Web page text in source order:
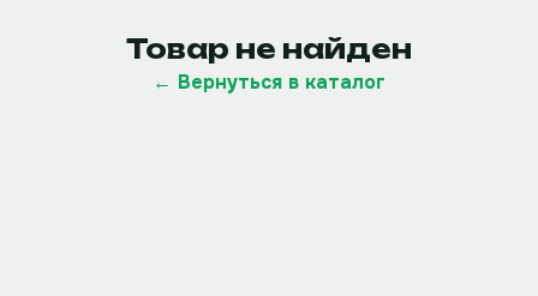
Товар не найден
← Вернуться в каталог